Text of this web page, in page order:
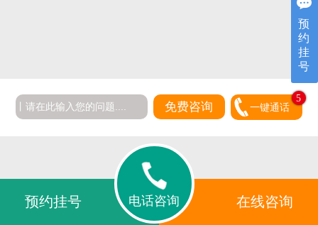
免费咨询 一键通话
5
预约挂号 电话咨询 在线咨询
预
约
挂
号